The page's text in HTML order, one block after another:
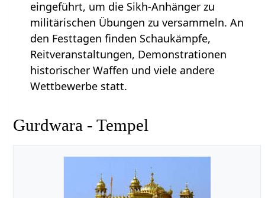
eingeführt, um die Sikh-Anhänger zu
militärischen Übungen zu versammeln. An
den Festtagen finden Schaukämpfe,
Reitveranstaltungen, Demonstrationen
historischer Waffen und viele andere
Wettbewerbe statt.
Gurdwara - Tempel